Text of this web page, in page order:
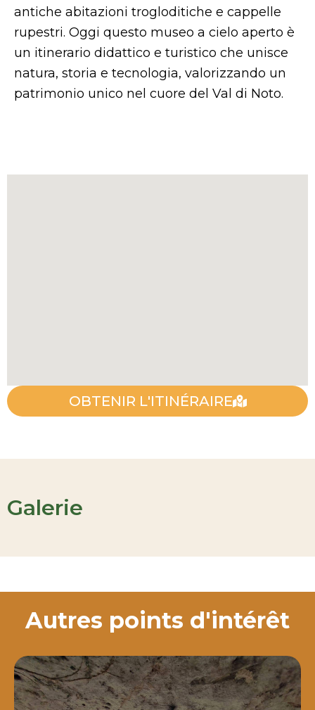
antiche abitazioni trogloditiche e cappelle
rupestri. Oggi questo museo a cielo aperto è
un itinerario didattico e turistico che unisce
natura, storia e tecnologia, valorizzando un
patrimonio unico nel cuore del Val di Noto.
OBTENIR L'ITINÉRAIRE
Galerie
Autres points d'intérêt